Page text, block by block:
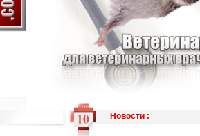
Новости: